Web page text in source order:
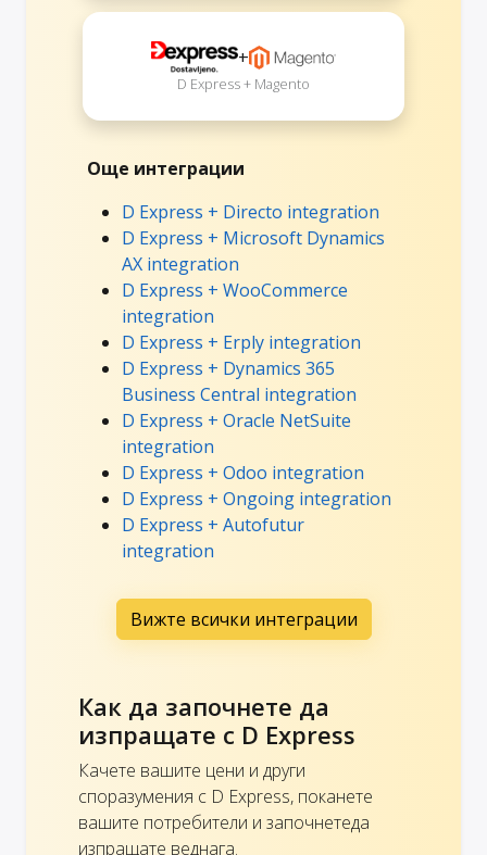
+
D Express + Magento
Още интеграции
D Express + Directo integration
D Express + Microsoft Dynamics
AX integration
D Express + WooCommerce
integration
D Express + Erply integration
D Express + Dynamics 365
Business Central integration
D Express + Oracle NetSuite
integration
D Express + Odoo integration
D Express + Ongoing integration
D Express + Autofutur
integration
Вижте всички интеграции
Как да започнете да
изпращате с D Express
Качете вашите цени и други
споразумения с D Express, поканете
вашите потребители и започнетеда
изпращате веднага.